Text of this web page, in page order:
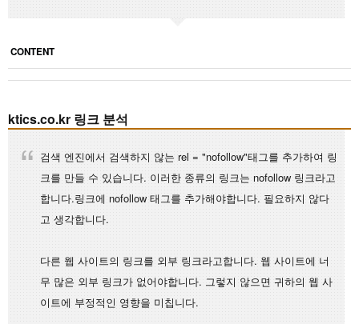
CONTENT
ktics.co.kr 링크 분석
검색 엔진에서 검색하지 않는 rel = "nofollow"태그를 추가하여 링
크를 만들 수 있습니다. 이러한 종류의 링크는 nofollow 링크라고
합니다.링크에 nofollow 태그를 추가해야합니다. 필요하지 않다
고 생각합니다.
다른 웹 사이트의 링크를 외부 링크라고합니다. 웹 사이트에 너
무 많은 외부 링크가 없어야합니다. 그렇지 않으면 귀하의 웹 사
이트에 부정적인 영향을 미칩니다.